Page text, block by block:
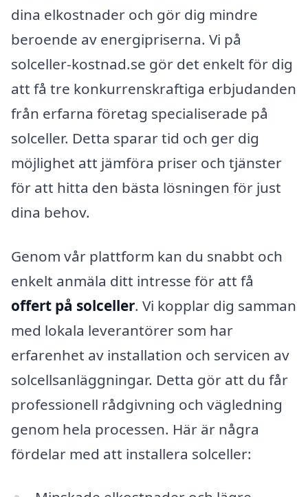
dina elkostnader och gör dig mindre
beroende av energipriserna. Vi på
solceller-kostnad.se gör det enkelt för dig
att få tre konkurrenskraftiga erbjudanden
från erfarna företag specialiserade på
solceller. Detta sparar tid och ger dig
möjlighet att jämföra priser och tjänster
för att hitta den bästa lösningen för just
dina behov.
Genom vår plattform kan du snabbt och
enkelt anmäla ditt intresse för att få
offert på solceller. Vi kopplar dig samman
med lokala leverantörer som har
erfarenhet av installation och servicen av
solcellsanläggningar. Detta gör att du får
professionell rådgivning och vägledning
genom hela processen. Här är några
fördelar med att installera solceller: